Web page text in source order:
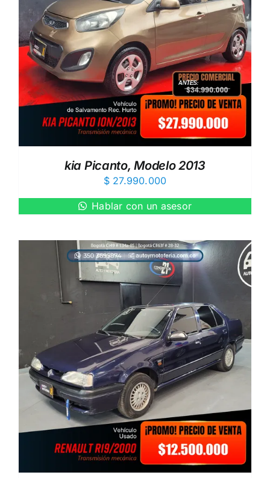
kia Picanto, Modelo 2013
$27.990.000
Hablar con un asesor